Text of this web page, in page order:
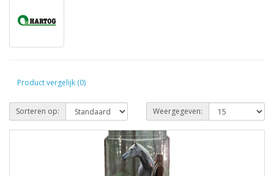
Product vergelijk (0)
Sorteren op: Weergegeven: